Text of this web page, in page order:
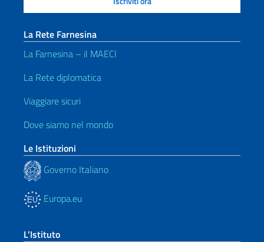
La Rete Farnesina
La Farnesina – il MAECI
La Rete diplomatica
Viaggiare sicuri
Dove siamo nel mondo
Le Istituzioni
Governo Italiano
Europa.eu
L’Istituto